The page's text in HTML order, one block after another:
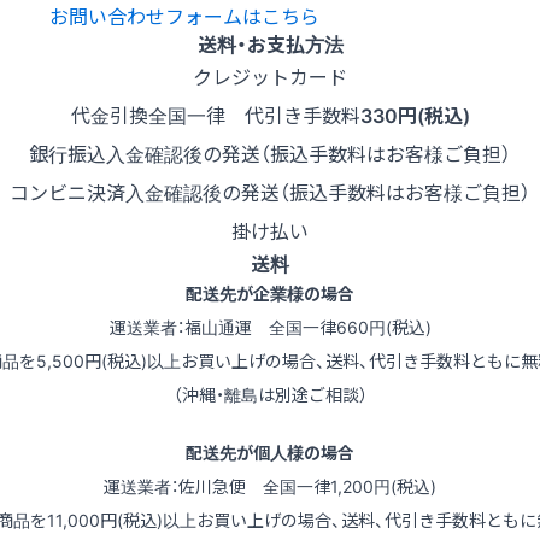
お問い合わせフォームはこちら
送料・お支払方法
クレジットカード
代金引換全国一律 代引き手数料330円(税込)
銀行振込入金確認後の発送（振込手数料はお客様ご負担）
コンビニ決済入金確認後の発送（振込手数料はお客様ご負担）
掛け払い
送料
配送先が企業様の場合
運送業者：福山通運 全国一律660円(税込)
品を5,500円(税込)以上お買い上げの場合、送料、代引き手数料ともに無
（沖縄・離島は別途ご相談）
配送先が個人様の場合
運送業者：佐川急便 全国一律1,200円(税込)
品を11,000円(税込)以上お買い上げの場合、送料、代引き手数料とも